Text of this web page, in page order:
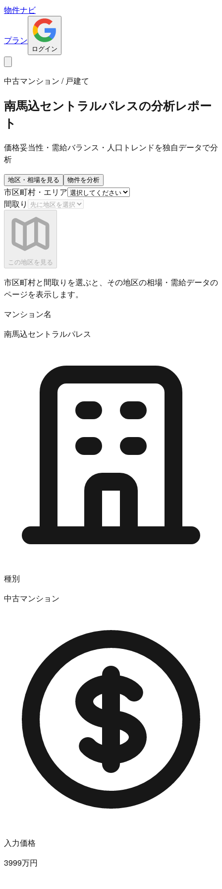
物件ナビ
プラン
ログイン
中古マンション / 戸建て
南馬込セントラルパレスの分析レポー
ト
価格妥当性・需給バランス・人口トレンドを独自データで分
析
地区・相場を見る 物件を分析
市区町村・エリア
間取り
この地区を見る
市区町村と間取りを選ぶと、その地区の相場・需給データの
ページを表示します。
マンション名
南馬込セントラルパレス
種別
中古マンション
入力価格
3999万円